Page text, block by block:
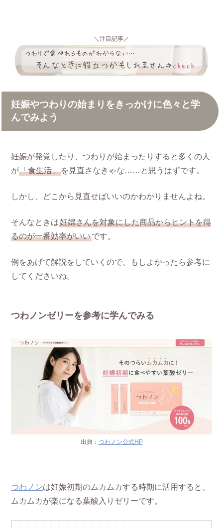
＼注目記事／
妊娠やつわりの始まりをきっかけに色々と学
んでみよう
妊娠が発覚したり、つわりが始まったりすると多くの人
が「食生活」 を見直さなきゃな……と思うはずです。
しかし、どこから見直せばいいのかわかりませんよね。
そんなときは妊婦さんを対象にした商品からヒントを得
るのが一番効率がいいです。
例をあげて解説をしていくので、もしよかったら参考に
してくださいね。
つわノンゼリーを参考に学んでみる
出典： つわノン公式HP
つわノンは妊娠初期のムカムカする時期に活用すると、
ムカムカが楽になる葉酸入りゼリーです。